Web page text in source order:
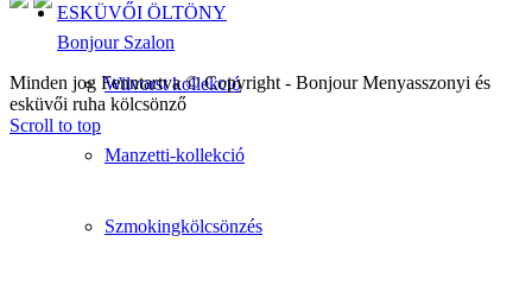
ESKÜVŐI ÖLTÖNY
Wilvorst kollekció
Manzetti-kollekció
Szmokingkölcsönzés
Bonjour Szalon
Minden jog Fenntartva © Copyright - Bonjour Menyasszonyi és
esküvői ruha kölcsönző
Scroll to top